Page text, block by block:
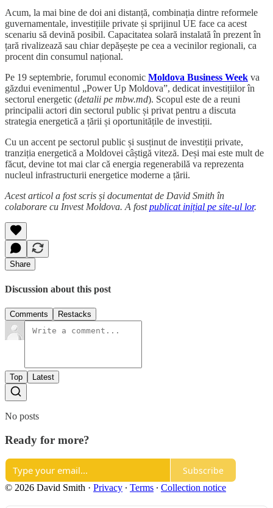
Acum, la mai bine de doi ani distanță, combinația dintre reformele
guvernamentale, investițiile private și sprijinul UE face ca acest
scenariu să devină posibil. Capacitatea solară instalată în prezent în
țară rivalizează sau chiar depășește pe cea a vecinilor regionali, ca
procent din consumul național.
Pe 19 septembrie, forumul economic Moldova Business Week va
găzdui evenimentul „Power Up Moldova”, dedicat investițiilor în
sectorul energetic (detalii pe mbw.md). Scopul este de a reuni
principalii actori din sectorul public și privat pentru a discuta
strategia energetică a țării și oportunitățile de investiții.
Cu un accent pe sectorul public și susținut de investiții private,
tranziția energetică a Moldovei câștigă viteză. Deși mai este mult de
făcut, devine tot mai clar că energia regenerabilă va reprezenta
nucleul infrastructurii energetice moderne a țării.
Acest articol a fost scris și documentat de David Smith în
colaborare cu Invest Moldova. A fostpublicat inițial pe site-ul lor.
Share
Discussion about this post
Comments Restacks
Top Latest
No posts
Ready for more?
Subscribe
© 2026 David Smith · Privacy ∙ Terms ∙ Collection notice